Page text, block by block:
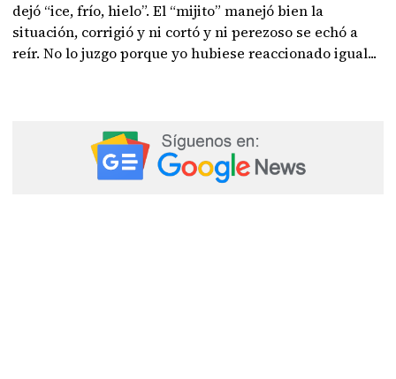
dejó “ice, frío, hielo”. El “mijito” manejó bien la
situación, corrigió y ni cortó y ni perezoso se echó a
reír. No lo juzgo porque yo hubiese reaccionado igual...